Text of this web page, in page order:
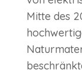
Mitte des